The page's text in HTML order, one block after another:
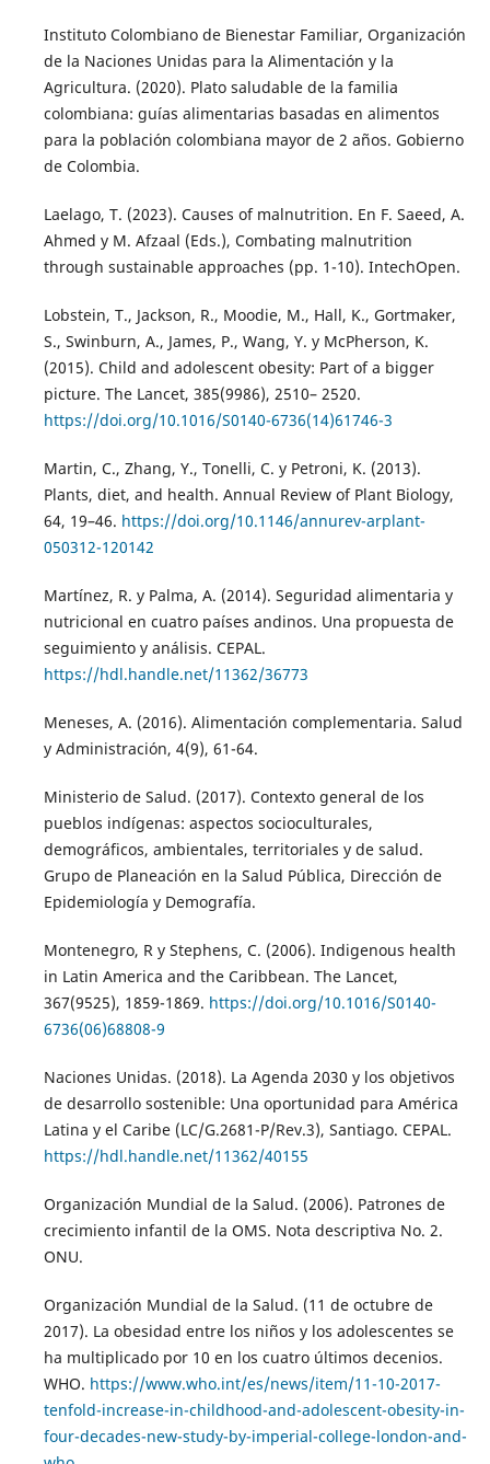
Instituto Colombiano de Bienestar Familiar, Organización
de la Naciones Unidas para la Alimentación y la
Agricultura. (2020). Plato saludable de la familia
colombiana: guías alimentarias basadas en alimentos
para la población colombiana mayor de 2 años. Gobierno
de Colombia.
Laelago, T. (2023). Causes of malnutrition. En F. Saeed, A.
Ahmed y M. Afzaal (Eds.), Combating malnutrition
through sustainable approaches (pp. 1-10). IntechOpen.
Lobstein, T., Jackson, R., Moodie, M., Hall, K., Gortmaker,
S., Swinburn, A., James, P., Wang, Y. y McPherson, K.
(2015). Child and adolescent obesity: Part of a bigger
picture. The Lancet, 385(9986), 2510– 2520.
https://doi.org/10.1016/S0140-6736(14)61746-3
Martin, C., Zhang, Y., Tonelli, C. y Petroni, K. (2013).
Plants, diet, and health. Annual Review of Plant Biology,
64, 19–46. https://doi.org/10.1146/annurev-arplant-
050312-120142
Martínez, R. y Palma, A. (2014). Seguridad alimentaria y
nutricional en cuatro países andinos. Una propuesta de
seguimiento y análisis. CEPAL.
https://hdl.handle.net/11362/36773
Meneses, A. (2016). Alimentación complementaria. Salud
y Administración, 4(9), 61-64.
Ministerio de Salud. (2017). Contexto general de los
pueblos indígenas: aspectos socioculturales,
demográficos, ambientales, territoriales y de salud.
Grupo de Planeación en la Salud Pública, Dirección de
Epidemiología y Demografía.
Montenegro, R y Stephens, C. (2006). Indigenous health
in Latin America and the Caribbean. The Lancet,
367(9525), 1859-1869. https://doi.org/10.1016/S0140-
6736(06)68808-9
Naciones Unidas. (2018). La Agenda 2030 y los objetivos
de desarrollo sostenible: Una oportunidad para América
Latina y el Caribe (LC/G.2681-P/Rev.3), Santiago. CEPAL.
https://hdl.handle.net/11362/40155
Organización Mundial de la Salud. (2006). Patrones de
crecimiento infantil de la OMS. Nota descriptiva No. 2.
ONU.
Organización Mundial de la Salud. (11 de octubre de
2017). La obesidad entre los niños y los adolescentes se
ha multiplicado por 10 en los cuatro últimos decenios.
WHO. https://www.who.int/es/news/item/11-10-2017-
tenfold-increase-in-childhood-and-adolescent-obesity-in-
four-decades-new-study-by-imperial-college-london-and-